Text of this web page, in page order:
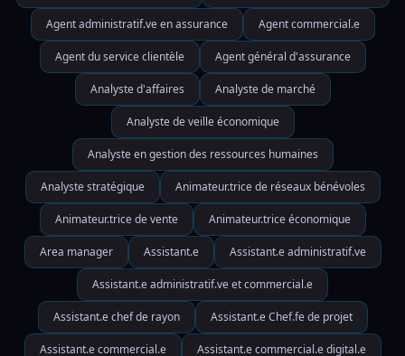
Agent administratif.ve en assurance Agent commercial.e
Agent du service clientèle Agent général d'assurance
Analyste d'affaires Analyste de marché
Analyste de veille économique
Analyste en gestion des ressources humaines
Analyste stratégique Animateur.trice de réseaux bénévoles
Animateur.trice de vente Animateur.trice économique
Area manager Assistant.e Assistant.e administratif.ve
Assistant.e administratif.ve et commercial.e
Assistant.e chef de rayon Assistant.e Chef.fe de projet
Assistant.e commercial.e Assistant.e commercial.e digital.e